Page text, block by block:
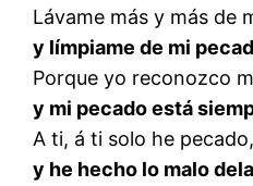
Lávame más y más de
y límpiame de mi
Porque yo reconozco
y mi pecado está
A ti, á ti solo he pecado,
y he hecho lo malo